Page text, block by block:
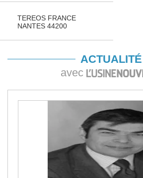
TEREOS FRANCE
NANTES 44200
ACTUALITÉ
avec